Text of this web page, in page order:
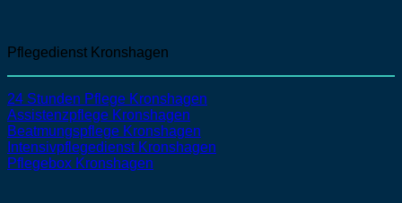
Pflegedienst Kronshagen
24 Stunden Pflege Kronshagen
Assistenzpflege Kronshagen
Beatmungspflege Kronshagen
Intensivpflegedienst Kronshagen
Pflegebox Kronshagen